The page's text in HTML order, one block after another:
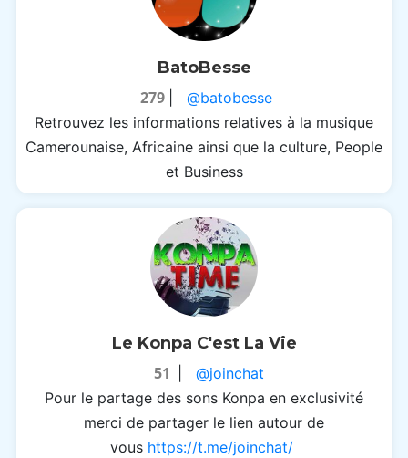
BatoBesse
279
@batobesse
Retrouvez les informations relatives à la musique
Camerounaise, Africaine ainsi que la culture, People
et Business
Le Konpa C'est La Vie
51
@joinchat
Pour le partage des sons Konpa en exclusivité
merci de partager le lien autour de
vous https://t.me/joinchat/